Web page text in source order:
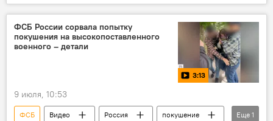
покушение
военный
ФСБ России сорвала попытку
покушения на высокопоставленного
военного – детали
3:13
9 июля, 10:53
ФСБ Видео Россия
покушение
Еще 1